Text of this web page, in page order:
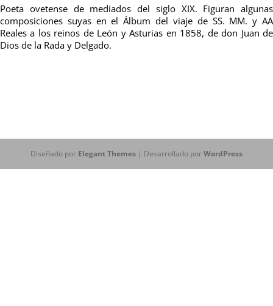
Poeta ovetense de mediados del siglo XIX. Figuran algunas
composiciones suyas en el Álbum del viaje de SS. MM. y AA
Reales a los reinos de León y Asturias en 1858, de don Juan de
Dios de la Rada y Delgado.
Diseñado por Elegant Themes| Desarrollado porWordPress